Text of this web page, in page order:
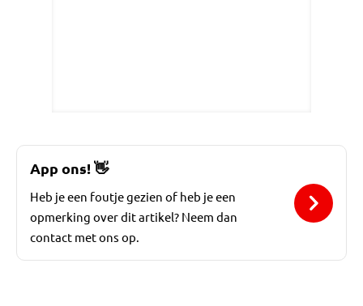
App ons!👋
Heb je een foutje gezien of heb je een
opmerking over dit artikel? Neem dan
contact met ons op.